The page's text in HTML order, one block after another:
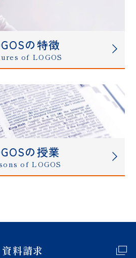
の特徴
of LOGOS
の授業
of LOGOS
資料請求